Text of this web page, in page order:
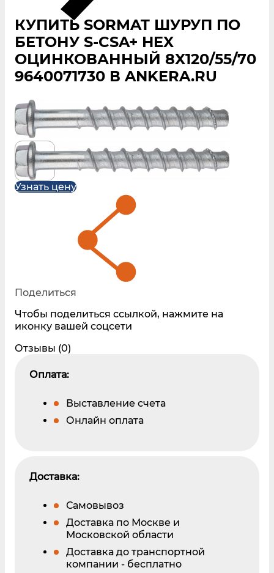
КУПИТЬ SORMAT ШУРУП ПО
БЕТОНУ S‑CSA+ HEX
ОЦИНКОВАННЫЙ 8X120/55/70
9640071730 В ANKERA.RU
Узнать цену
Поделиться
Чтобы поделиться ссылкой, нажмите на
иконку вашей соцсети
Отзывы (0)
Оплата:
Выставление счета
Онлайн оплата
Доставка:
Самовывоз
Доставка по Москве и
Московской области
Доставка до транспортной
компании - бесплатно